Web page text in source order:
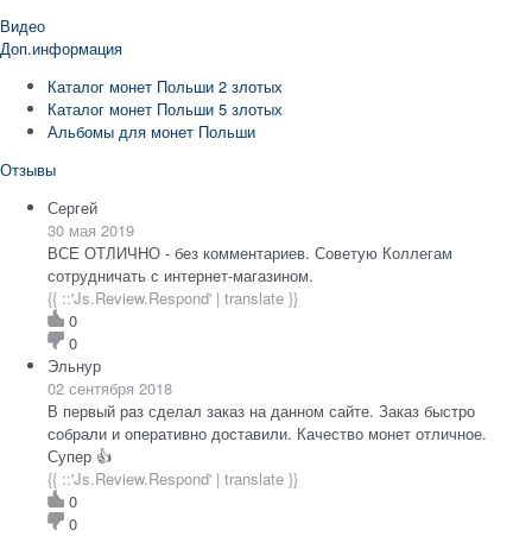
Видео
Доп.информация
Каталог монет Польши 2 злотых
Каталог монет Польши 5 злотых
Альбомы для монет Польши
Отзывы
Сергей
30 мая 2019
ВСЕ ОТЛИЧНО - без комментариев. Советую Коллегам
сотрудничать с интернет-магазином.
{{ ::'Js.Review.Respond' | translate }}
0
0
Эльнур
02 сентября 2018
В первый раз сделал заказ на данном сайте. Заказ быстро
собрали и оперативно доставили. Качество монет отличное.
Супер 👍
{{ ::'Js.Review.Respond' | translate }}
0
0